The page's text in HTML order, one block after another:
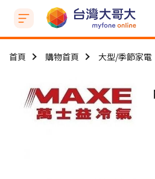
首頁 購物首頁 大型/季節家電